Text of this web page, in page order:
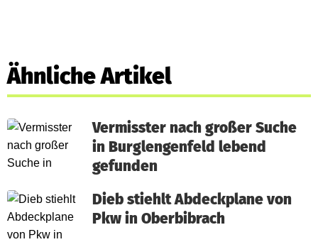
Ähnliche Artikel
Vermisster nach großer Suche
in Burglengenfeld lebend
gefunden
Dieb stiehlt Abdeckplane von
Pkw in Oberbibrach